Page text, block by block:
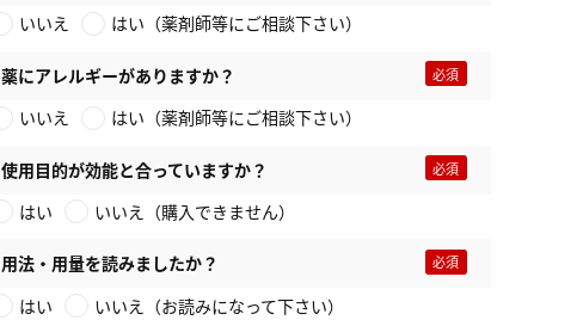
いいえ
はい（薬剤師等にご相談下さい）
薬にアレルギーがありますか？
いいえ
はい（薬剤師等にご相談下さい）
使用目的が効能と合っていますか？
はい
いいえ（購入できません）
用法・用量を読みましたか？
はい
いいえ（お読みになって下さい）